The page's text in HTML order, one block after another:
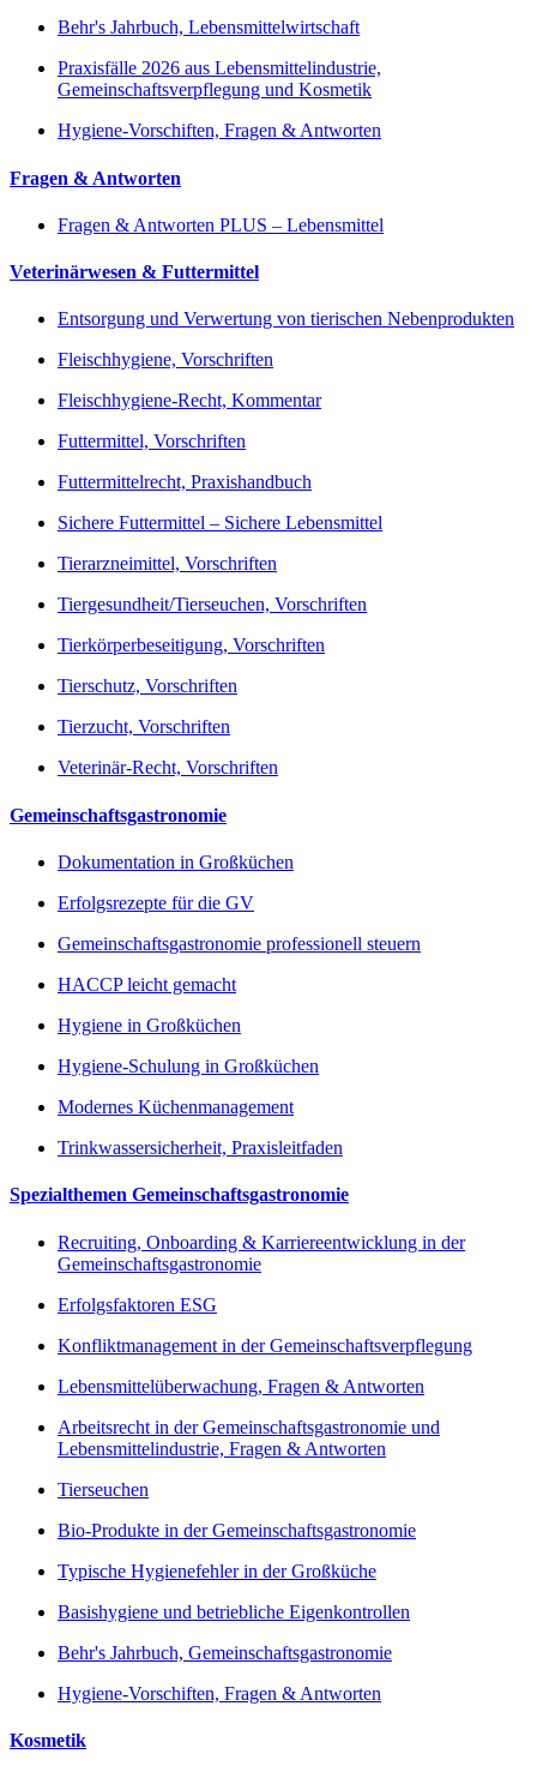
Behr's Jahrbuch, Lebensmittelwirtschaft
Praxisfälle 2026 aus Lebensmittelindustrie,
Gemeinschaftsverpflegung und Kosmetik
Hygiene-Vorschiften, Fragen & Antworten
Fragen & Antworten
Fragen & Antworten PLUS – Lebensmittel
Veterinärwesen & Futtermittel
Entsorgung und Verwertung von tierischen Nebenprodukten
Fleischhygiene, Vorschriften
Fleischhygiene-Recht, Kommentar
Futtermittel, Vorschriften
Futtermittelrecht, Praxishandbuch
Sichere Futtermittel – Sichere Lebensmittel
Tierarzneimittel, Vorschriften
Tiergesundheit/Tierseuchen, Vorschriften
Tierkörperbeseitigung, Vorschriften
Tierschutz, Vorschriften
Tierzucht, Vorschriften
Veterinär-Recht, Vorschriften
Gemeinschaftsgastronomie
Dokumentation in Großküchen
Erfolgsrezepte für die GV
Gemeinschaftsgastronomie professionell steuern
HACCP leicht gemacht
Hygiene in Großküchen
Hygiene-Schulung in Großküchen
Modernes Küchenmanagement
Trinkwassersicherheit, Praxisleitfaden
Spezialthemen Gemeinschaftsgastronomie
Recruiting, Onboarding & Karriereentwicklung in der
Gemeinschaftsgastronomie
Erfolgsfaktoren ESG
Konfliktmanagement in der Gemeinschaftsverpflegung
Lebensmittelüberwachung, Fragen & Antworten
Arbeitsrecht in der Gemeinschaftsgastronomie und
Lebensmittelindustrie, Fragen & Antworten
Tierseuchen
Bio-Produkte in der Gemeinschaftsgastronomie
Typische Hygienefehler in der Großküche
Basishygiene und betriebliche Eigenkontrollen
Behr's Jahrbuch, Gemeinschaftsgastronomie
Hygiene-Vorschiften, Fragen & Antworten
Kosmetik